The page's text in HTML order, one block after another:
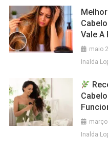
Vale A
maio
Inalda
Inalda